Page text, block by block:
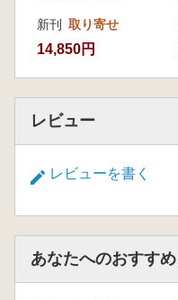
います。
新刊 取り寄せ
14,850円
レビュー
レビューを書く
あなたへのおすすめ